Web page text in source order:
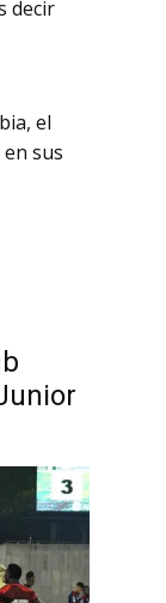
decir
el
sus